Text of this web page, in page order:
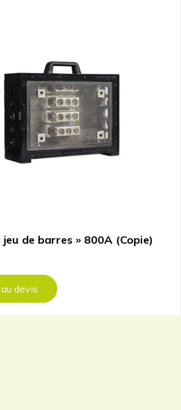
de barres » 800A (Copie)
devis